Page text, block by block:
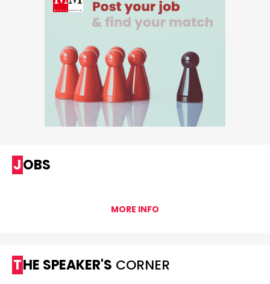
JOBS
MORE INFO
THE SPEAKER'S CORNER